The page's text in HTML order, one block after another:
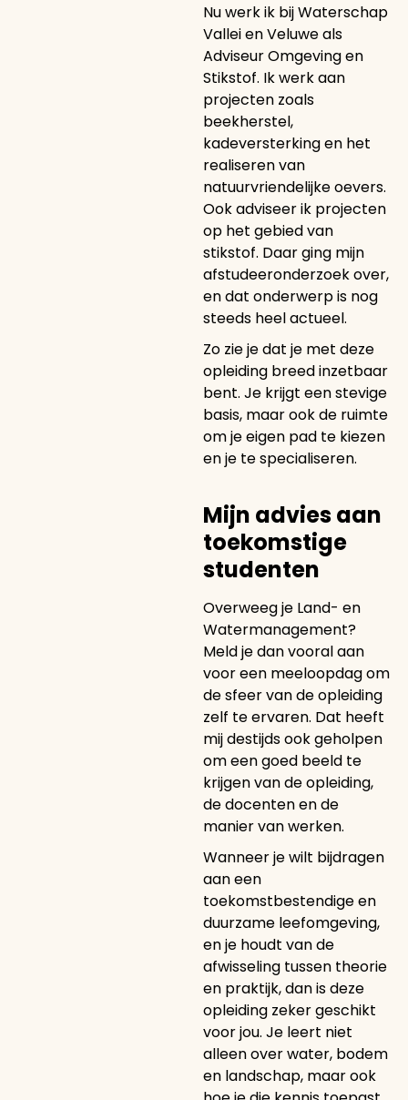
Nu werk ik bij Waterschap
Vallei en Veluwe als
Adviseur Omgeving en
Stikstof. Ik werk aan
projecten zoals
beekherstel,
kadeversterking en het
realiseren van
natuurvriendelijke oevers.
Ook adviseer ik projecten
op het gebied van
stikstof. Daar ging mijn
afstudeeronderzoek over,
en dat onderwerp is nog
steeds heel actueel.
Zo zie je dat je met deze
opleiding breed inzetbaar
bent. Je krijgt een stevige
basis, maar ook de ruimte
om je eigen pad te kiezen
en je te specialiseren.
Mijn advies aan
toekomstige
studenten
Overweeg je Land- en
Watermanagement?
Meld je dan vooral aan
voor een meeloopdag om
de sfeer van de opleiding
zelf te ervaren. Dat heeft
mij destijds ook geholpen
om een goed beeld te
krijgen van de opleiding,
de docenten en de
manier van werken.
Wanneer je wilt bijdragen
aan een
toekomstbestendige en
duurzame leefomgeving,
en je houdt van de
afwisseling tussen theorie
en praktijk, dan is deze
opleiding zeker geschikt
voor jou. Je leert niet
alleen over water, bodem
en landschap, maar ook